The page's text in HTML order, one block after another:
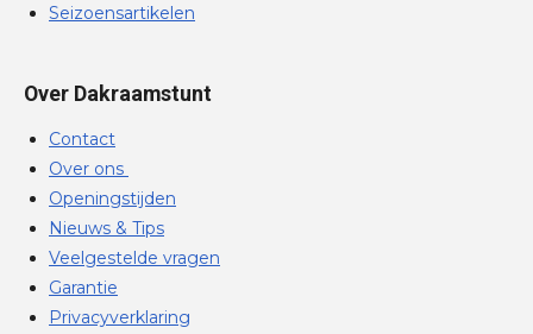
Seizoensartikelen
Over Dakraamstunt
Contact
Over ons
Openingstijden
Nieuws & Tips
Veelgestelde vragen
Garantie
Privacyverklaring